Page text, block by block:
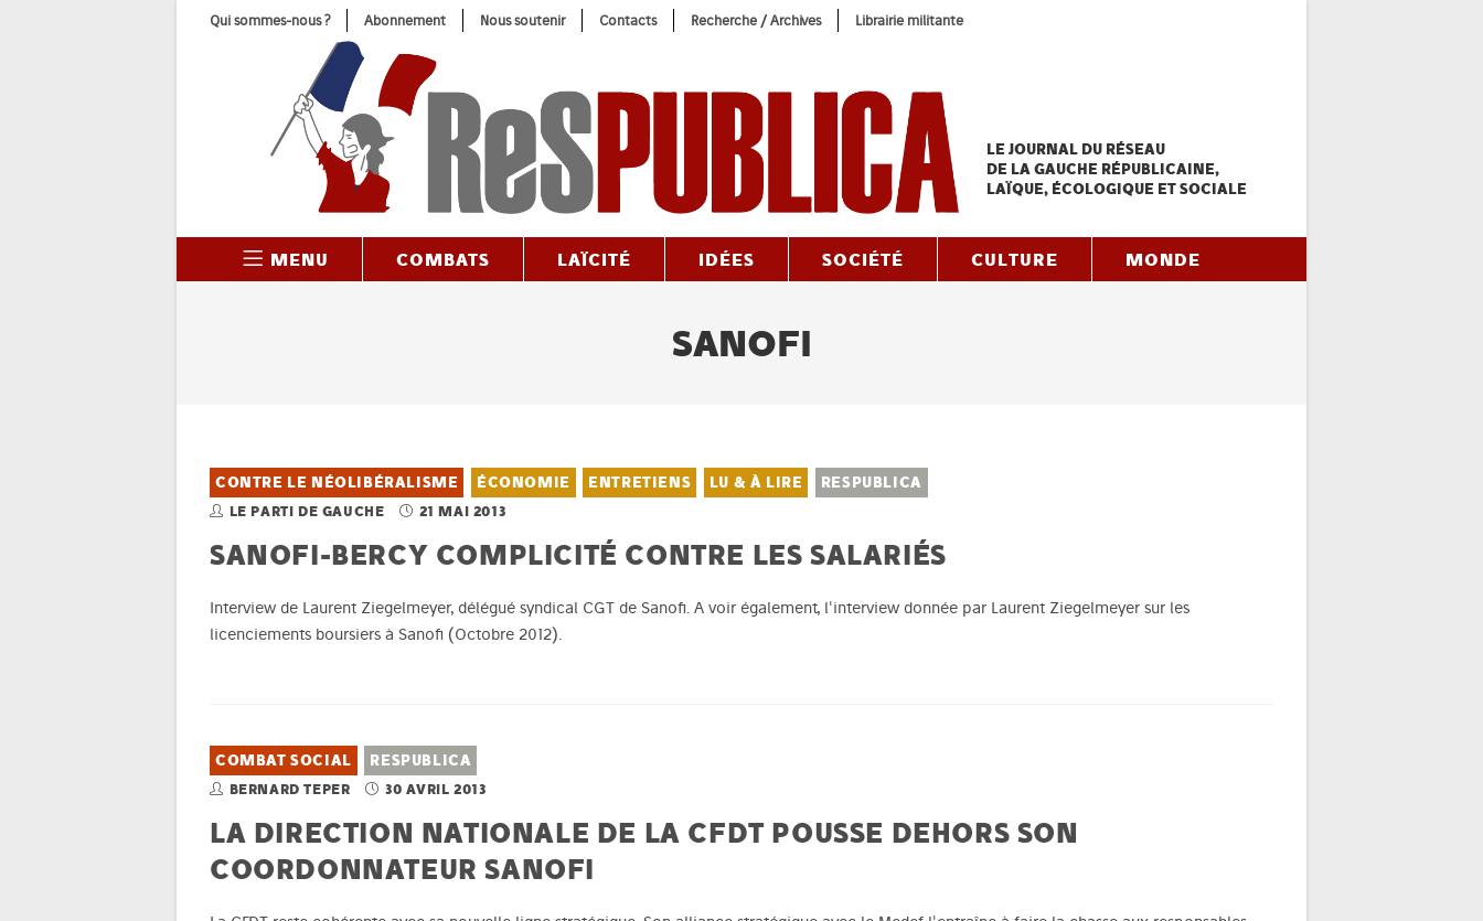
Qui sommes-nous ? Abonnement Nous soutenir Contacts Recherche / Archives Librairie militante
LE JOURNAL DU RÉSEAU
DE LA GAUCHE RÉPUBLICAINE,
LAÏQUE, ÉCOLOGIQUE ET SOCIALE
MENU COMBATS LAÏCITÉ IDÉES SOCIÉTÉ CULTURE MONDE
SANOFI
CONTRE LE NÉOLIBÉRALISME ÉCONOMIE ENTRETIENS LU & À LIRE RESPUBLICA
LE PARTI DE GAUCHE 21 MAI 2013
SANOFI-BERCY COMPLICITÉ CONTRE LES SALARIÉS
Interview de Laurent Ziegelmeyer, délégué syndical CGT de Sanofi. A voir également, l'interview donnée par Laurent Ziegelmeyer sur les
licenciements boursiers à Sanofi (Octobre 2012).
COMBAT SOCIAL RESPUBLICA
BERNARD TEPER 30 AVRIL 2013
LA DIRECTION NATIONALE DE LA CFDT POUSSE DEHORS SON
COORDONNATEUR SANOFI